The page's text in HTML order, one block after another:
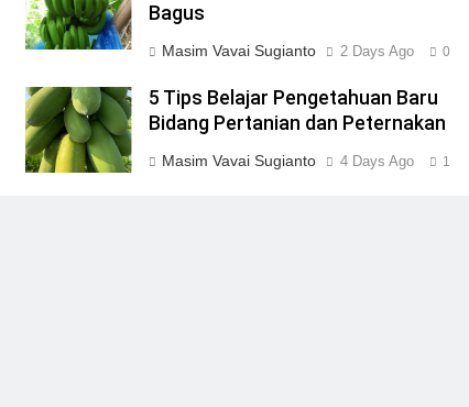
Bagus
Masim Vavai Sugianto 2 Days Ago 0
5 Tips Belajar Pengetahuan Baru
Bidang Pertanian dan Peternakan
Masim Vavai Sugianto 4 Days Ago 1